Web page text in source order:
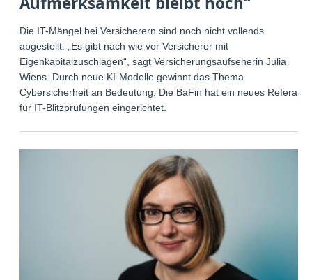
Die IT-Mängel bei Versicherern sind noch nicht vollends
abgestellt. „Es gibt nach wie vor Versicherer mit
Eigenkapitalzuschlägen“, sagt Versicherungsaufseherin Julia
Wiens. Durch neue KI-Modelle gewinnt das Thema
Cybersicherheit an Bedeutung. Die BaFin hat ein neues Referat
für IT-Blitzprüfungen eingerichtet.